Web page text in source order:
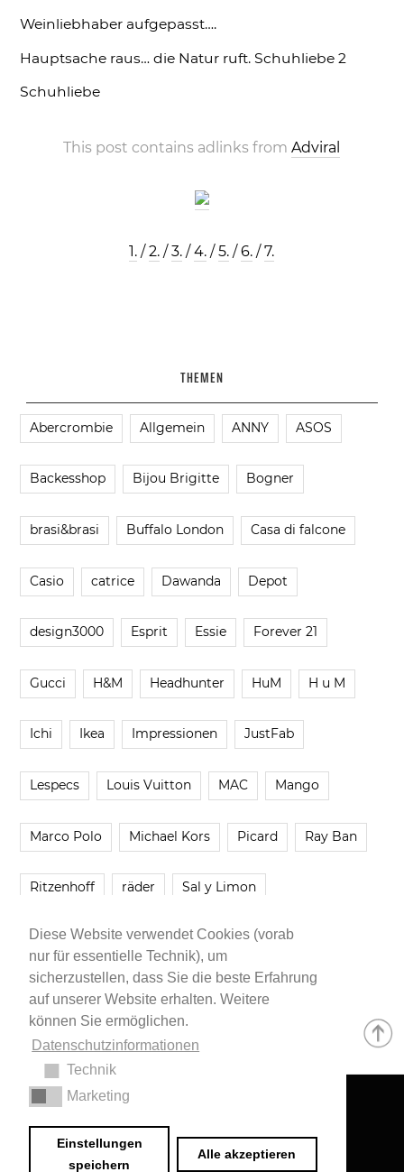
Diese Website verwendet Cookies (vorab
nur für essentielle Technik), um
sicherzustellen, dass Sie die beste Erfahrung
auf unserer Website erhalten. Weitere
können Sie ermöglichen.
Datenschutzinformationen
Technik
Marketing
Einstellungen
speichern
Alle akzeptieren
Weinliebhaber aufgepasst….
Hauptsache raus… die Natur ruft. Schuhliebe 2
Schuhliebe
This post contains adlinks fromAdviral
1. /2. /3. /4. /5. /6. /7.
THEMEN
Abercrombie Allgemein ANNY ASOS
Backesshop Bijou Brigitte Bogner
brasi&brasi Buffalo London Casa di falcone
Casio catrice Dawanda Depot
design3000 Esprit Essie Forever 21
Gucci H&M Headhunter HuM H u M
Ichi Ikea Impressionen JustFab
Lespecs Louis Vuitton MAC Mango
Marco Polo Michael Kors Picard Ray Ban
Ritzenhoff räder Sal y Limon
Smartbuyglasses smash! Steve Madden
Younique Zara
Impressum
© 2020 Dr. Sarah Schwab-Jung